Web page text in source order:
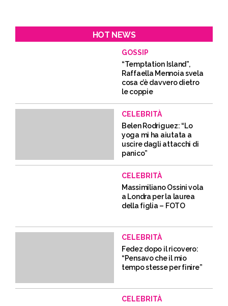
HOT NEWS
GOSSIP
“Temptation Island”,
Raffaella Mennoia svela
cosa c’è davvero dietro
le coppie
CELEBRITÀ
Belen Rodriguez: “Lo
yoga mi ha aiutata a
uscire dagli attacchi di
panico”
CELEBRITÀ
Massimiliano Ossini vola
a Londra per la laurea
della figlia – FOTO
CELEBRITÀ
Fedez dopo il ricovero:
“Pensavo che il mio
tempo stesse per finire”
CELEBRITÀ